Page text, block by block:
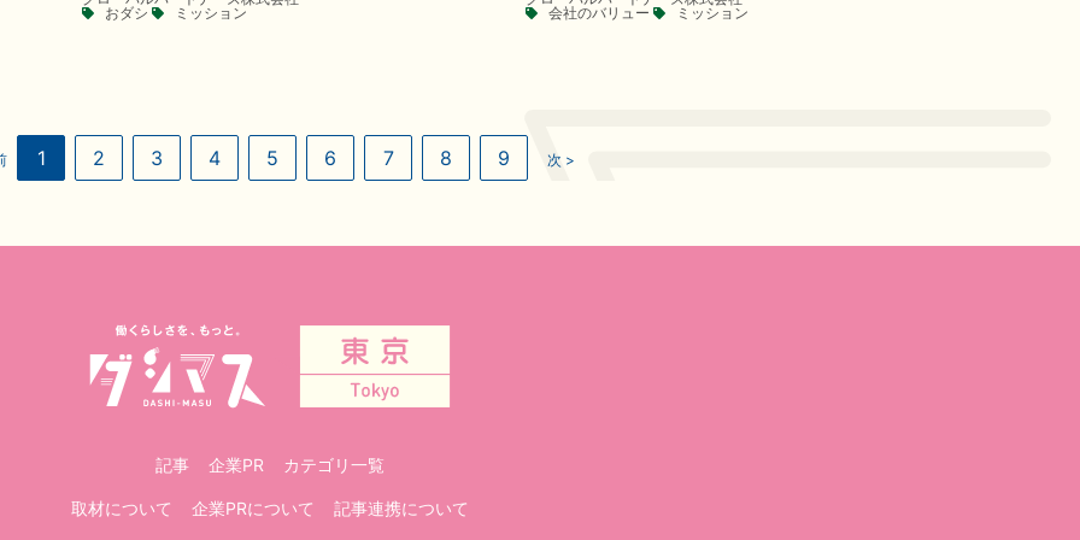
おダシ
ミッション
会社のバリュー
ミッション
1 2 3 4 5 6 7 8 9 次 >
記事 企業PR カテゴリ一覧
取材について 企業PRについて 記事連携について